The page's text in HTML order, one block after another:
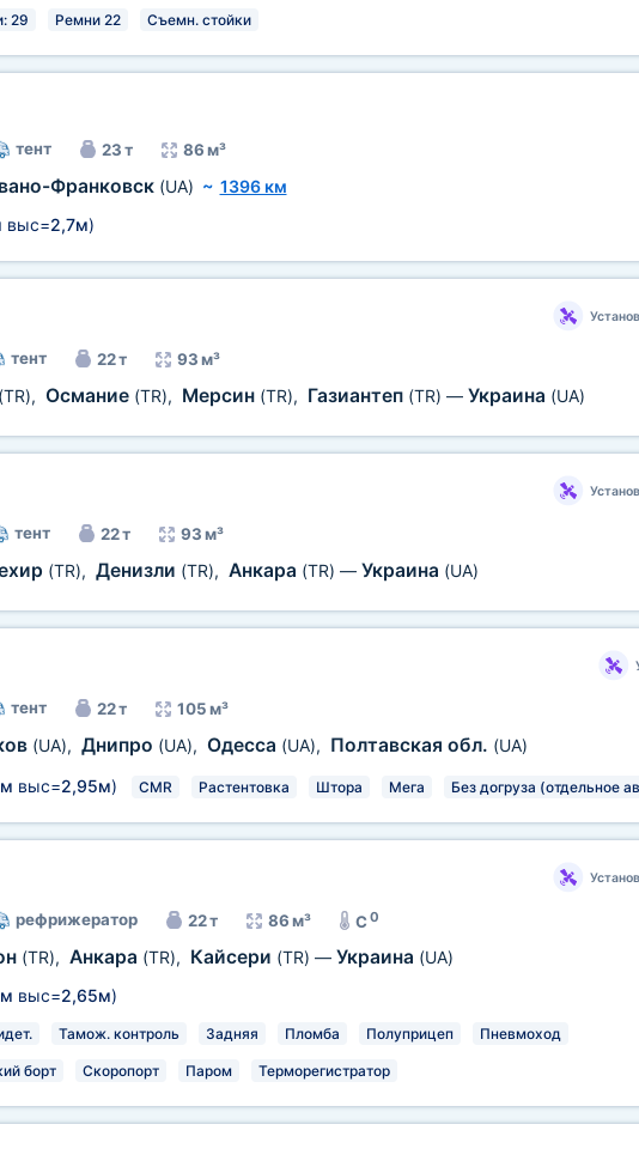
29 Ремни 22 Съемн. стойки
тент 23 т 86 м³
Франковск (UA) ~ 1396 км
выс=2,7м)
тент 22 т 93 м³
(TR), Османие (TR), Мерсин (TR), Газиантеп (TR) — Украина (UA)
тент 22 т 93 м³
(TR), Денизли (TR), Анкара (TR) — Украина (UA)
тент 22 т 105 м³
(UA), Днипро (UA), Одесса (UA), Полтавская обл. (UA)
выс=2,95м) CMR Растентовка Штора Мега Без догруза (отдельное
рефрижератор 22 т 86 м³ C0
(TR), Анкара (TR), Кайсери (TR) — Украина (UA)
выс=2,65м)
Тамож. контроль Задняя Пломба Полуприцеп Пневмоход
борт Скоропорт Паром Терморегистратор